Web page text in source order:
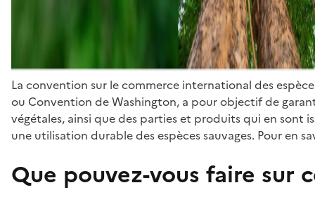
La convention sur le commerce international des
ou Convention de Washington, a pour objectif de
végétales, ainsi que des parties et produits qui en sont
une utilisation durable des espèces sauvages. Pour en
Que pouvez-vous faire sur